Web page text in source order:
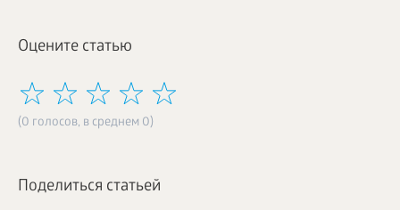
Оцените статью
(0 голосов, в среднем 0)
Поделиться статьей